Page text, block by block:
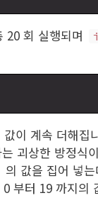
20 회 실행되며
값이 계속 더해집
는 괴상한 방정식
의 값을 집어 넣
0 부터 19 까지의